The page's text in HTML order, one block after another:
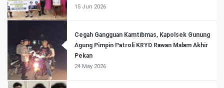
15 Jun 2026
Cegah Gangguan Kamtibmas, Kapolsek Gunung
Agung Pimpin Patroli KRYD Rawan Malam Akhir
Pekan
24 May 2026